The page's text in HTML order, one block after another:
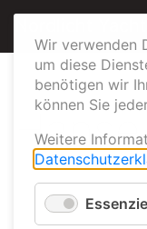
Wir verwenden
um diese
benötigen wir
können Sie
Weitere
Previous